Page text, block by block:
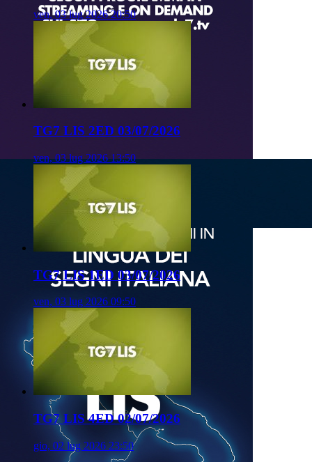
ven, 03 lug 2026 20:50
TG7 LIS 2ED 03/07/2026
ven, 03 lug 2026 13:50
TG7 LIS 1ED 03/07/2026
ven, 03 lug 2026 09:50
TG7 LIS 4ED 02/07/2026
gio, 02 lug 2026 23:50